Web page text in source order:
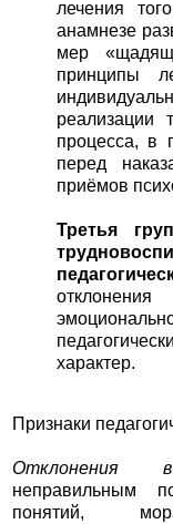
лечения
анамнезе
мер
принципы
реализации
процесса, в
перед
приёмов
Третья
характер.
Признаки
Отклонения
неправильным
понятий,